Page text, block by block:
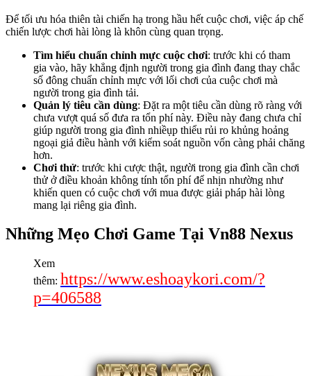
Để tối ưu hóa thiên tài chiến hạ trong hầu hết cuộc chơi, việc áp chế
chiến lược chơi hài lòng là khôn cùng quan trọng.
Tìm hiểu chuẩn chỉnh mực cuộc chơi: trước khi có tham
gia vào, hãy khẳng định người trong gia đình đang thay chắc
số đông chuẩn chỉnh mực với lối chơi của cuộc chơi mà
người trong gia đình tải.
Quản lý tiêu cần dùng: Đặt ra một tiêu cần dùng rõ ràng với
chưa vượt quá số đưa ra tổn phí này. Điều này đang chưa chỉ
giúp người trong gia đình nhiềụp thiểu rủi ro khủng hoảng
ngoại giả điều hành với kiểm soát nguồn vốn càng phải chăng
hơn.
Chơi thử: trước khi cược thật, người trong gia đình cần chơi
thử ở điều khoản không tính tổn phí để nhịn nhường như
khiến quen có cuộc chơi với mua được giải pháp hài lòng
mang lại riêng gia đình.
Những Mẹo Chơi Game Tại Vn88 Nexus
Xem
thêm: https://www.eshoaykori.com/?
p=406588